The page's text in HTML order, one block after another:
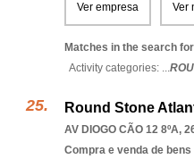
Ver empresa Ver
Matches in the search
Activity categories: ...
Round Stone
AV DIOGO CÃO 12 8ºA,
Compra e venda de